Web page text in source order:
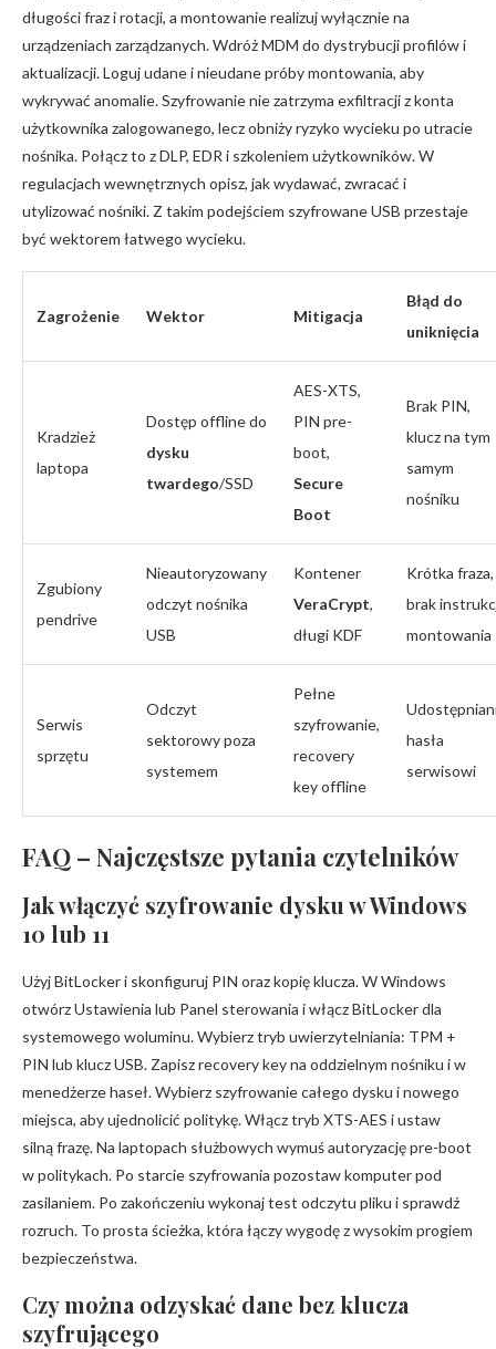
długości fraz i rotacji, a montowanie realizuj wyłącznie na
urządzeniach zarządzanych. Wdróż MDM do dystrybucji profilów i
aktualizacji. Loguj udane i nieudane próby montowania, aby
wykrywać anomalie. Szyfrowanie nie zatrzyma exfiltracji z konta
użytkownika zalogowanego, lecz obniży ryzyko wycieku po utracie
nośnika. Połącz to z DLP, EDR i szkoleniem użytkowników. W
regulacjach wewnętrznych opisz, jak wydawać, zwracać i
utylizować nośniki. Z takim podejściem szyfrowane USB przestaje
być wektorem łatwego wycieku.
Zagrożenie Wektor Mitigacja
Błąd do
uniknięcia
Kradzież
laptopa
Dostęp offline do
dysku
twardego/SSD
AES-XTS,
PIN pre-
boot,
Secure
Boot
Brak PIN,
klucz na tym
samym
nośniku
Zgubiony
pendrive
Nieautoryzowany
odczyt nośnika
USB
Kontener
VeraCrypt,
długi KDF
Krótka fraza,
brak
montowania
Serwis
sprzętu
Odczyt
sektorowy poza
systemem
Pełne
szyfrowanie,
recovery
key offline
hasła
serwisowi
FAQ – Najczęstsze pytania czytelników
Jak włączyć szyfrowanie dysku w Windows
10 lub 11
Użyj BitLocker i skonfiguruj PIN oraz kopię klucza. W Windows
otwórz Ustawienia lub Panel sterowania i włącz BitLocker dla
systemowego woluminu. Wybierz tryb uwierzytelniania: TPM +
PIN lub klucz USB. Zapisz recovery key na oddzielnym nośniku i w
menedżerze haseł. Wybierz szyfrowanie całego dysku i nowego
miejsca, aby ujednolicić politykę. Włącz tryb XTS-AES i ustaw
silną frazę. Na laptopach służbowych wymuś autoryzację pre-boot
w politykach. Po starcie szyfrowania pozostaw komputer pod
zasilaniem. Po zakończeniu wykonaj test odczytu pliku i sprawdź
rozruch. To prosta ścieżka, która łączy wygodę z wysokim progiem
bezpieczeństwa.
Czy można odzyskać dane bez klucza
szyfrującego